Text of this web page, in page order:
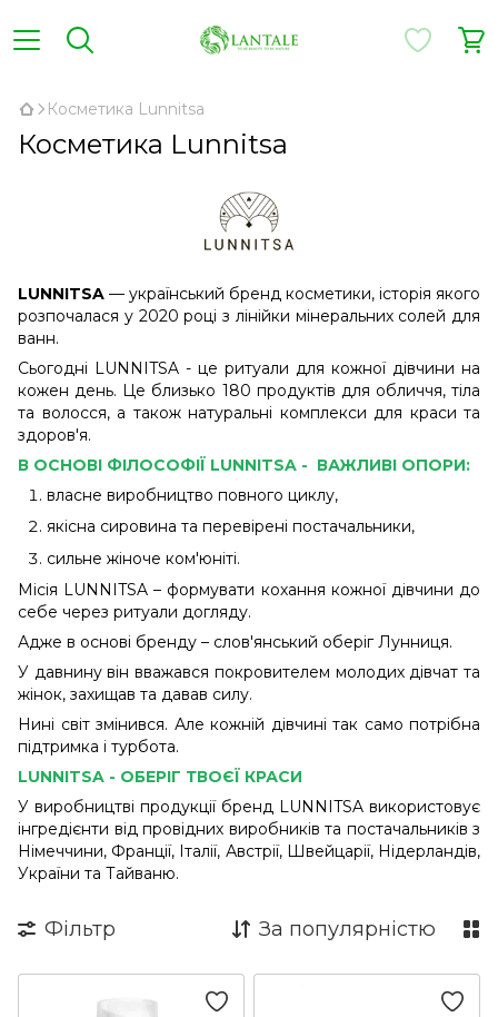
Косметика Lunnitsa
Косметика Lunnitsa
LUNNITSA — український бренд косметики, історія якого
розпочалася у 2020 році з лінійки мінеральних солей для
ванн.
Сьогодні LUNNITSA - це ритуали для кожної дівчини на
кожен день. Це близько 180 продуктів для обличчя, тіла
та волосся, а також натуральні комплекси для краси та
здоров'я.
В ОСНОВІ ФІЛОСОФІЇ LUNNITSA - ВАЖЛИВІ ОПОРИ:
власне виробництво повного циклу,
якісна сировина та перевірені постачальники,
сильне жіноче ком'юніті.
Місія LUNNITSA – формувати кохання кожної дівчини до
себе через ритуали догляду.
Адже в основі бренду – слов'янський оберіг Лунниця.
У давнину він вважався покровителем молодих дівчат та
жінок, захищав та давав силу.
Нині світ змінився. Але кожній дівчині так само потрібна
підтримка і турбота.
LUNNITSA - ОБЕРІГ ТВОЄЇ КРАСИ
У виробництві продукції бренд LUNNITSA використовує
інгредієнти від провідних виробників та постачальників з
Німеччини, Франції, Італії, Австрії, Швейцарії, Нідерландів,
України та Тайваню.
Фільтр За популярністю